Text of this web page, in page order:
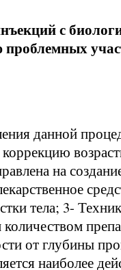
с
данной
коррекцию
на
тела; 3-
от глубины
наиболее